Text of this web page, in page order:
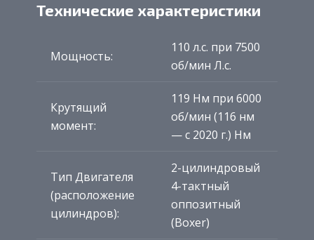
Технические характеристики
Мощность:
110 л.с. при 7500
об/мин Л.с.
Крутящий
момент:
119 Нм при 6000
об/мин (116 нм
— с 2020 г.) Нм
Тип Двигателя
(расположение
цилиндров):
2-цилиндровый
4-тактный
оппозитный
(Boxer)